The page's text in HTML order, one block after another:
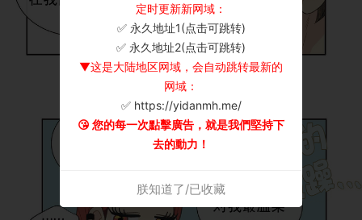
定时更新新网域：
✅ 永久地址1(点击可跳转)
✅ 永久地址2(点击可跳转)
▼这是大陆地区网域，会自动跳转最新的
网域：
✅ https://yidanmh.me/
😘 您的每一次點擊廣告，就是我們堅持下
去的動力！
朕知道了/已收藏